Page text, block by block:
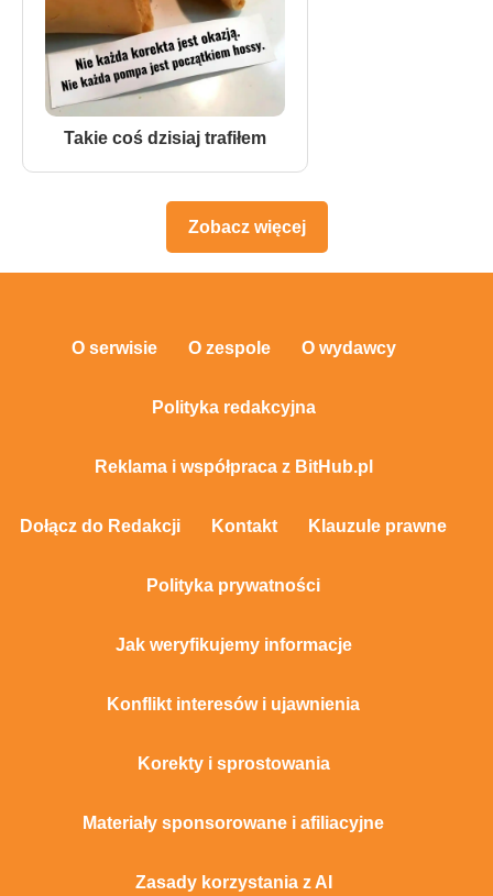
Takie coś dzisiaj trafiłem
Zobacz więcej
O serwisie O zespole O wydawcy
Polityka redakcyjna
Reklama i współpraca z BitHub.pl
Dołącz do Redakcji Kontakt Klauzule prawne
Polityka prywatności
Jak weryfikujemy informacje
Konflikt interesów i ujawnienia
Korekty i sprostowania
Materiały sponsorowane i afiliacyjne
Zasady korzystania z AI